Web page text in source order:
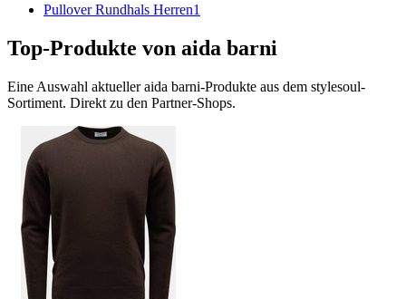
Pullover Rundhals Herren1
Top-Produkte von aida barni
Eine Auswahl aktuelleraida barni-Produkte aus dem stylesoul-
Sortiment. Direkt zu den Partner-Shops.